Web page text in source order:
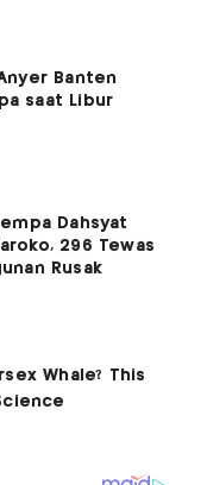
Banten
saat Libur
Dahsyat
296 Tewas
Rusak